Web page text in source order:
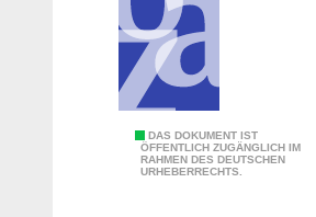
u
I
n
n
o
n
z
m
A
DAS DOKUMENT IST
ÖFFENTLICH ZUGÄNGLICH IM
RAHMEN DES DEUTSCHEN
URHEBERRECHTS.